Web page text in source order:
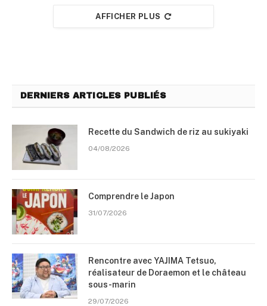
AFFICHER PLUS
DERNIERS ARTICLES PUBLIÉS
Recette du Sandwich de riz au sukiyaki
04/08/2026
Comprendre le Japon
31/07/2026
Rencontre avec YAJIMA Tetsuo,
réalisateur de Doraemon et le château
sous-marin
29/07/2026